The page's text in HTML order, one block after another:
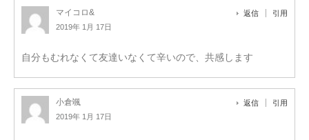
マイコロ&
2019年 1月 17日
返信 引用
自分もむれなくて友達いなくて辛いので、共感します
小倉颯
2019年 1月 17日
返信 引用